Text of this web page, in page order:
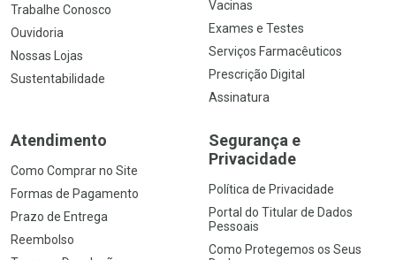
Trabalhe Conosco
Ouvidoria
Nossas Lojas
Sustentabilidade
Vacinas
Exames e Testes
Serviços Farmacêuticos
Prescrição Digital
Assinatura
Atendimento
Como Comprar no Site
Formas de Pagamento
Prazo de Entrega
Reembolso
Segurança e
Privacidade
Política de Privacidade
Portal do Titular de Dados
Pessoais
Como Protegemos os Seus